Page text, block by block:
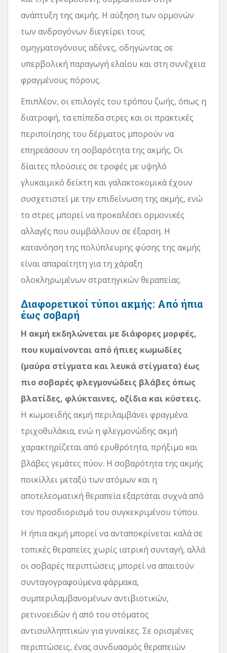
ανάπτυξη της ακμής. Η αύξηση των ορμονών
των ανδρογόνων διεγείρει τους
σμηγματογόνους αδένες, οδηγώντας σε
υπερβολική παραγωγή ελαίου και στη συνέχεια
φραγμένους πόρους.
Επιπλέον, οι επιλογές του τρόπου ζωής, όπως η
διατροφή, τα επίπεδα στρες και οι πρακτικές
περιποίησης του δέρματος μπορούν να
επηρεάσουν τη σοβαρότητα της ακμής. Οι
δίαιτες πλούσιες σε τροφές με υψηλό
γλυκαιμικό δείκτη και γαλακτοκομικά έχουν
συσχετιστεί με την επιδείνωση της ακμής, ενώ
το στρες μπορεί να προκαλέσει ορμονικές
αλλαγές που συμβάλλουν σε έξαρση. Η
κατανόηση της πολύπλευρης φύσης της ακμής
είναι απαραίτητη για τη χάραξη
ολοκληρωμένων στρατηγικών θεραπείας.
Διαφορετικοί τύποι ακμής: Από ήπια
έως σοβαρή
Η ακμή εκδηλώνεται με διάφορες μορφές,
που κυμαίνονται από ήπιες κωμωδίες
(μαύρα στίγματα και λευκά στίγματα) έως
πιο σοβαρές φλεγμονώδεις βλάβες όπως
βλατίδες, φλύκταινες, οζίδια και κύστεις.
Η κωμοειδής ακμή περιλαμβάνει φραγμένα
τριχοθυλάκια, ενώ η φλεγμονώδης ακμή
χαρακτηρίζεται από ερυθρότητα, πρήξιμο και
βλάβες γεμάτες πύον. Η σοβαρότητα της ακμής
ποικίλλει μεταξύ των ατόμων και η
αποτελεσματική θεραπεία εξαρτάται συχνά από
τον προσδιορισμό του συγκεκριμένου τύπου.
Η ήπια ακμή μπορεί να ανταποκρίνεται καλά σε
τοπικές θεραπείες χωρίς ιατρική συνταγή, αλλά
οι σοβαρές περιπτώσεις μπορεί να απαιτούν
συνταγογραφούμενα φάρμακα,
συμπεριλαμβανομένων αντιβιοτικών,
ρετινοειδών ή από του στόματος
αντισυλληπτικών για γυναίκες. Σε ορισμένες
περιπτώσεις, ένας συνδυασμός θεραπειών